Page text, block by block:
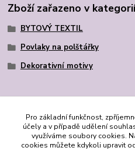
Zboží zařazeno v
BYTOVÝ TEXTIL
Povlaky na polštářky
Dekorativní motivy
Pro základní funkčnost,
účely a v případě udělení
využíváme soubory cookies.
cookies můžete kdykoli upravit